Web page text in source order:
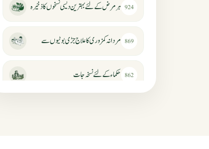
924 ہر مرض کے لئے بہترین دیسی نسخوں کا ذخیرہ
869 مردانہ کمزوری کا علاج جڑی بوٹیوں سے
862 حکماء کےلئے نسخہ جات